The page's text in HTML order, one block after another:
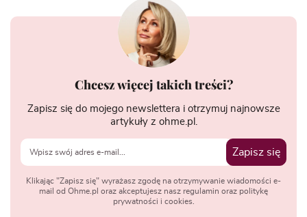
Chcesz więcej takich treści?
Zapisz się do mojego newslettera i otrzymuj najnowsze
artykuły z ohme.pl.
Zapisz się
Klikając "Zapisz się" wyrażasz zgodę na otrzymywanie wiadomości e-
mail od Ohme.pl oraz akceptujesz nasz regulamin oraz politykę
prywatności i cookies.